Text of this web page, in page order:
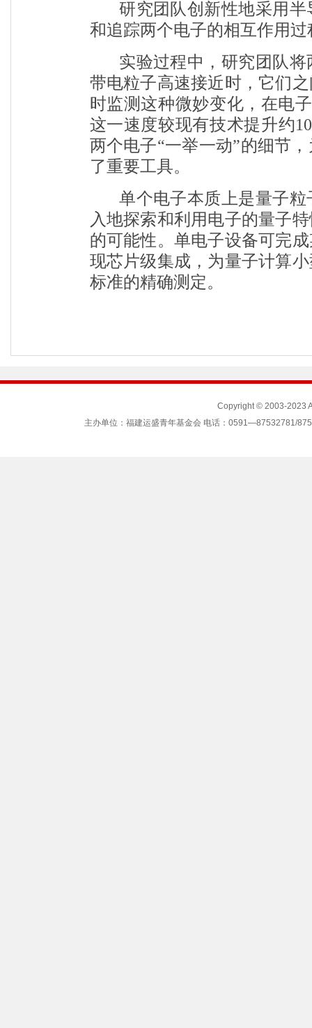
研究团队创新性地采用
和追踪两个电子的相互作用
实验过程中，研究团队
带电粒子高速接近时，它们
时监测这种微妙变化，在电
这一速度较现有技术提升约
两个电子“一举一动”的细节
了重要工具。
单个电子本质上是量子
入地探索和利用电子的量子
的可能性。单电子设备可完
现芯片级集成，为量子计算
标准的精确测定。
Copyright © 2003-2023
主办单位：福建运盛青年基金会 电话：0591—87532781/